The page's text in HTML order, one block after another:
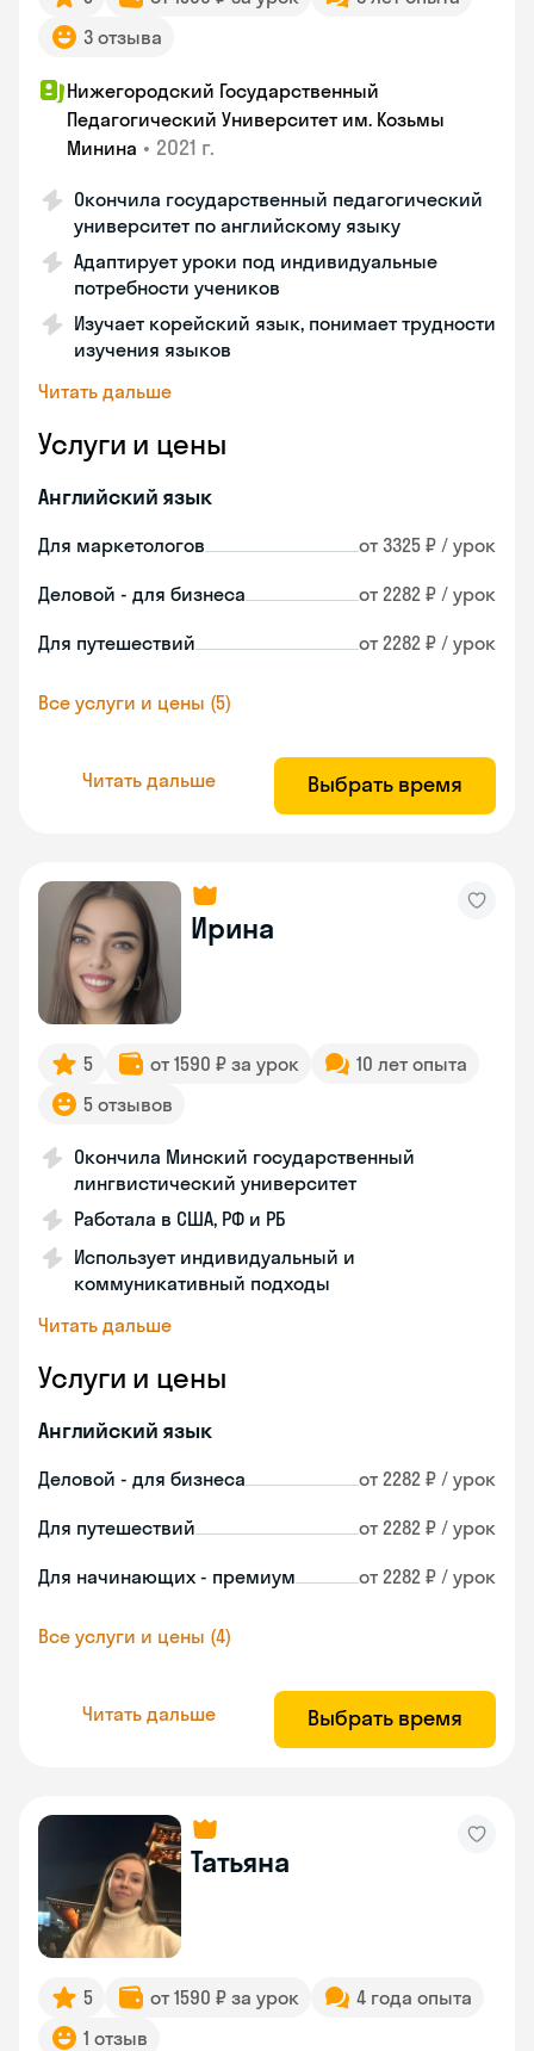
3 отзыва
Нижегородский Государственный
Педагогический Университет им. Козьмы
Минина • 2021 г.
Окончила государственный педагогический
университет по английскому языку
Адаптирует уроки под индивидуальные
потребности учеников
Изучает корейский язык, понимает трудности
изучения языков
Читать дальше
Услуги и цены
Английский язык
Для маркетологов от 3325 ₽ / урок
Деловой - для бизнеса от 2282 ₽ / урок
Для путешествий от 2282 ₽ / урок
Все услуги и цены (5)
Читать дальше Выбрать время
Ирина
5 от 1590 ₽ за урок
10 лет опыта
5 отзывов
Окончила Минский государственный
лингвистический университет
Работала в США, РФ и РБ
Использует индивидуальный и
коммуникативный подходы
Читать дальше
Услуги и цены
Английский язык
Деловой - для бизнеса от 2282 ₽ / урок
Для путешествий от 2282 ₽ / урок
Для начинающих - премиум от 2282 ₽ / урок
Все услуги и цены (4)
Читать дальше Выбрать время
Татьяна
5 от 1590 ₽ за урок
4 года опыта
1 отзыв